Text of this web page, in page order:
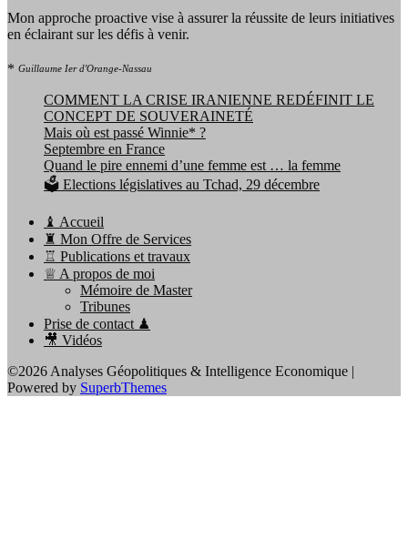
Mon approche proactive vise à assurer la réussite de leurs initiatives
en éclairant sur les défis à venir.
* Guillaume Ier d'Orange-Nassau
COMMENT LA CRISE IRANIENNE REDÉFINIT LE
CONCEPT DE SOUVERAINETÉ
Mais où est passé Winnie* ?
Septembre en France
Quand le pire ennemi d’une femme est … la femme
🗳️ Elections législatives au Tchad, 29 décembre
♝ Accueil
♜ Mon Offre de Services
♖ Publications et travaux
♕ A propos de moi
Mémoire de Master
Tribunes
Prise de contact ♟
🎥 Vidéos
©2026 Analyses Géopolitiques & Intelligence Economique |
Powered by SuperbThemes